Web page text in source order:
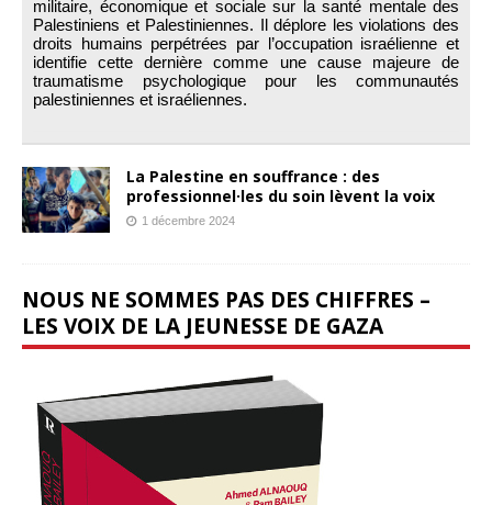
militaire, économique et sociale sur la santé mentale des
Palestiniens et Palestiniennes. Il déplore les violations des
droits humains perpétrées par l’occupation israélienne et
identifie cette dernière comme une cause majeure de
traumatisme psychologique pour les communautés
palestiniennes et israéliennes.
La Palestine en souffrance : des
professionnel·les du soin lèvent la voix
1 décembre 2024
NOUS NE SOMMES PAS DES CHIFFRES –
LES VOIX DE LA JEUNESSE DE GAZA